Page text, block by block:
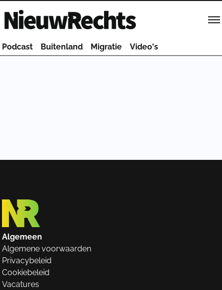
Homepage van NieuwRechts
Podcast Buitenland Migratie Video's
Algemeen
Algemene voorwaarden
Privacybeleid
Cookiebeleid
Vacatures